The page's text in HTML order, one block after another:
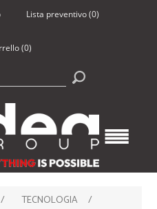
Lista preventivo (0)
(0)
/ TECNOLOGIA
/